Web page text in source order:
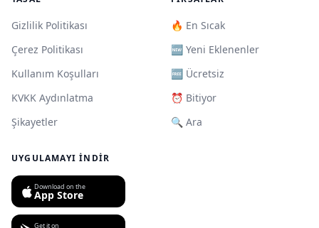
Gizlilik Politikası
Çerez Politikası
Kullanım Koşulları
KVKK Aydınlatma
Şikayetler
🔥 En Sıcak
🆕 Yeni Eklenenler
🆓 Ücretsiz
⏰ Bitiyor
🔍 Ara
UYGULAMAYI İNDIR
Download on the
App Store
Get it on